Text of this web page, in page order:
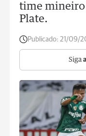
time mineiro
Plate.
Publicado: 21/09/
Siga